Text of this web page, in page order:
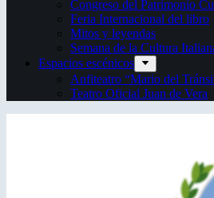
Congreso del Patrimonio
Feria Internacional del libro
Mitos y leyendas
Semana de la Cultura
Espacios escénicos
Anfiteatro “Mario del
Teatro Oficial Juan de Vera